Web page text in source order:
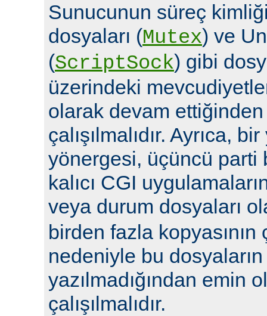
Sunucunun süreç
dosyaları (Mutex) ve
(ScriptSock) gibi
üzerindeki
olarak devam
çalışılmalıdır. Ayrıca,
yönergesi, üçüncü parti
kalıcı CGI
veya durum dosyaları
birden fazla kopyasının
nedeniyle bu
yazılmadığından emin
çalışılmalıdır.